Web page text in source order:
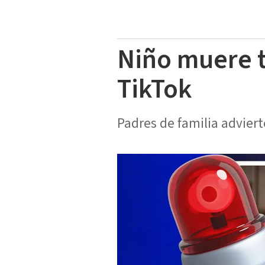
Niño muere
TikTok
Padres de familia